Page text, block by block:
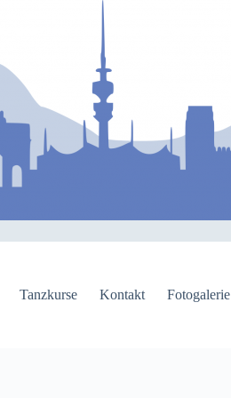
Tanzkurse Kontakt Fotogalerie